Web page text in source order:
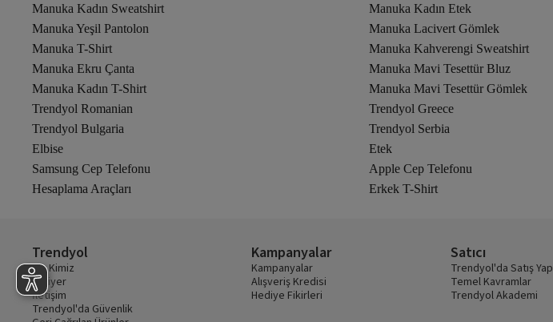
Manuka Kadın Sweatshirt
Manuka Kadın Etek
Manuka Yeşil Pantolon
Manuka Lacivert Gömlek
Manuka T-Shirt
Manuka Kahverengi Sweatshirt
Manuka Ekru Çanta
Manuka Mavi Tesettür Bluz
Manuka Kadın T-Shirt
Manuka Mavi Tesettür Gömlek
Trendyol Romanian
Trendyol Greece
Trendyol Bulgaria
Trendyol Serbia
Elbise
Etek
Samsung Cep Telefonu
Apple Cep Telefonu
Hesaplama Araçları
Erkek T-Shirt
Trendyol
Biz Kimiz
Kariyer
İletişim
Trendyol'da Güvenlik
Kampanyalar
Kampanyalar
Alışveriş Kredisi
Hediye Fikirleri
Satıcı
Trendyol'da Satış Yap
Temel Kavramlar
Trendyol Akademi